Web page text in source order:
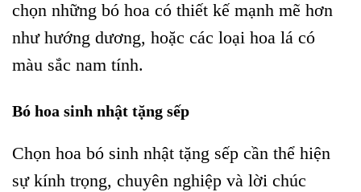
chọn những bó hoa có thiết kế mạnh mẽ hơn
như hướng dương, hoặc các loại hoa lá có
màu sắc nam tính.
Bó hoa sinh nhật tặng sếp
Chọn hoa bó sinh nhật tặng sếp cần thể hiện
sự kính trọng, chuyên nghiệp và lời chúc